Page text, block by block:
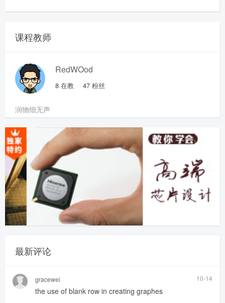
课程教师
RedWOod
8 在教 47 粉丝
润物细无声
最新评论
gracewei 10-14
the use of blank row in creating graphes